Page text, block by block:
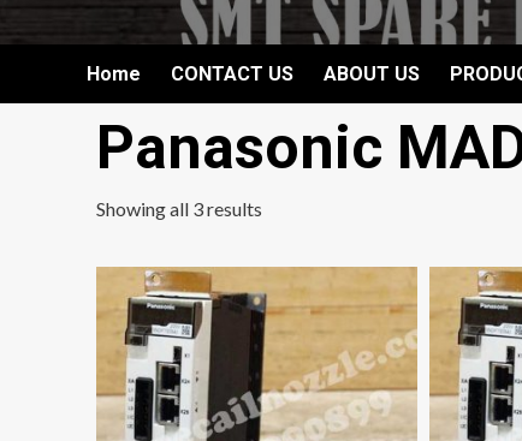
Home CONTACT US ABOUT US
Panasonic
Showing all 3 results